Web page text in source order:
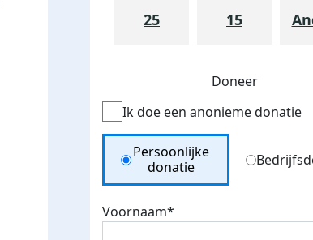
25 15
Doneer
Ik doe een anonieme donatie
Donation Type
Persoonlijke
donatie
Voornaam*